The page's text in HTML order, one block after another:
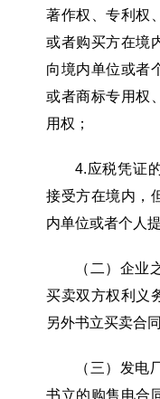
著作权、专利权
或者购买方在境
向境内单位或者
或者商标专用权
用权；
4.应税凭证
接受方在境内，
内单位或者个人
（二）企业
买卖双方权利义
另外书立买卖合
（三）发电
书立的购售电合